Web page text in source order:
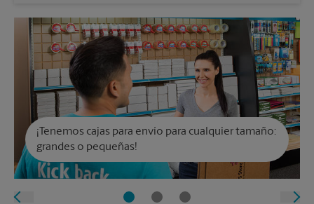
¡Tenemos cajas para envío para cualquier tamaño:
grandes o pequeñas!